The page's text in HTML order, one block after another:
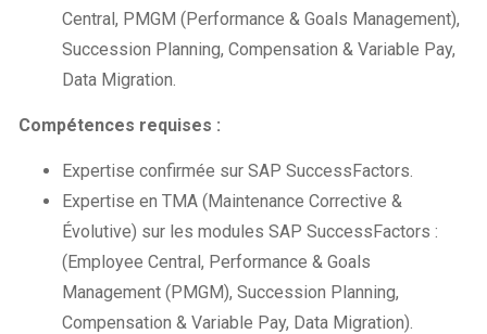
Central, PMGM (Performance & Goals Management),
Succession Planning, Compensation & Variable Pay,
Data Migration.
Compétences requises :
Expertise confirmée sur SAP SuccessFactors.
Expertise en TMA (Maintenance Corrective &
Évolutive) sur les modules SAP SuccessFactors :
(Employee Central, Performance & Goals
Management (PMGM), Succession Planning,
Compensation & Variable Pay, Data Migration).